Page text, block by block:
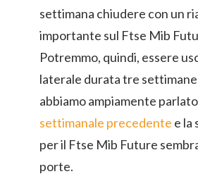
settimana chiudere con un
importante sul Ftse Mib
Potremmo, quindi, essere
laterale durata tre settimane
abbiamo ampiamente
settimanale precedente e la
per il Ftse Mib Future
porte.